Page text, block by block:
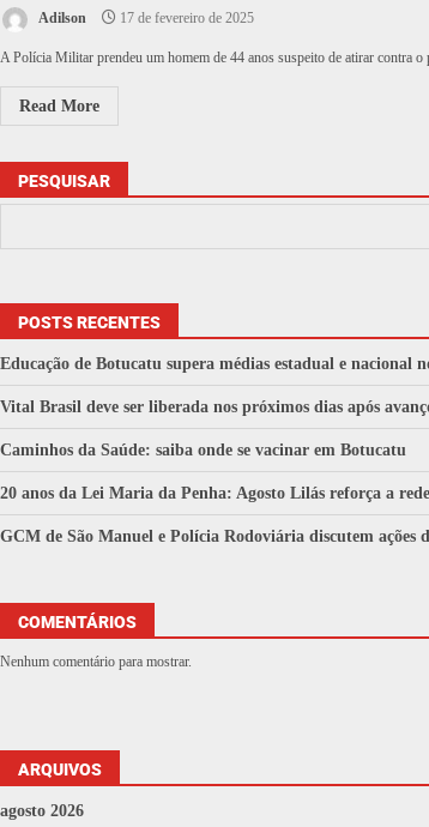
Adilson 17 de fevereiro de 2025
A Polícia Militar prendeu um homem de 44 anos suspeito de atirar contra
Read More
PESQUISAR
POSTS RECENTES
Educação de Botucatu supera médias estadual e nacional
Vital Brasil deve ser liberada nos próximos dias após
Caminhos da Saúde: saiba onde se vacinar em Botucatu
20 anos da Lei Maria da Penha: Agosto Lilás reforça a
GCM de São Manuel e Polícia Rodoviária discutem ações
COMENTÁRIOS
Nenhum comentário para mostrar.
ARQUIVOS
agosto 2026